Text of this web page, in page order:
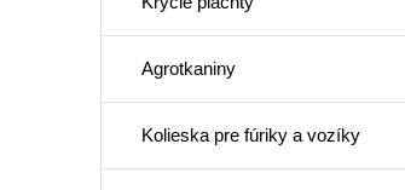
Agrotkaniny
Kolieska pre fúriky a vozíky